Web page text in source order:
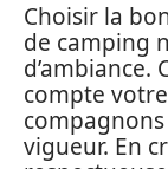
Choisir la
de camping
compte
vigueur. En